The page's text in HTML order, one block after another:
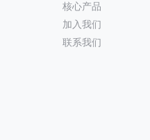
核心产品
加入我们
联系我们